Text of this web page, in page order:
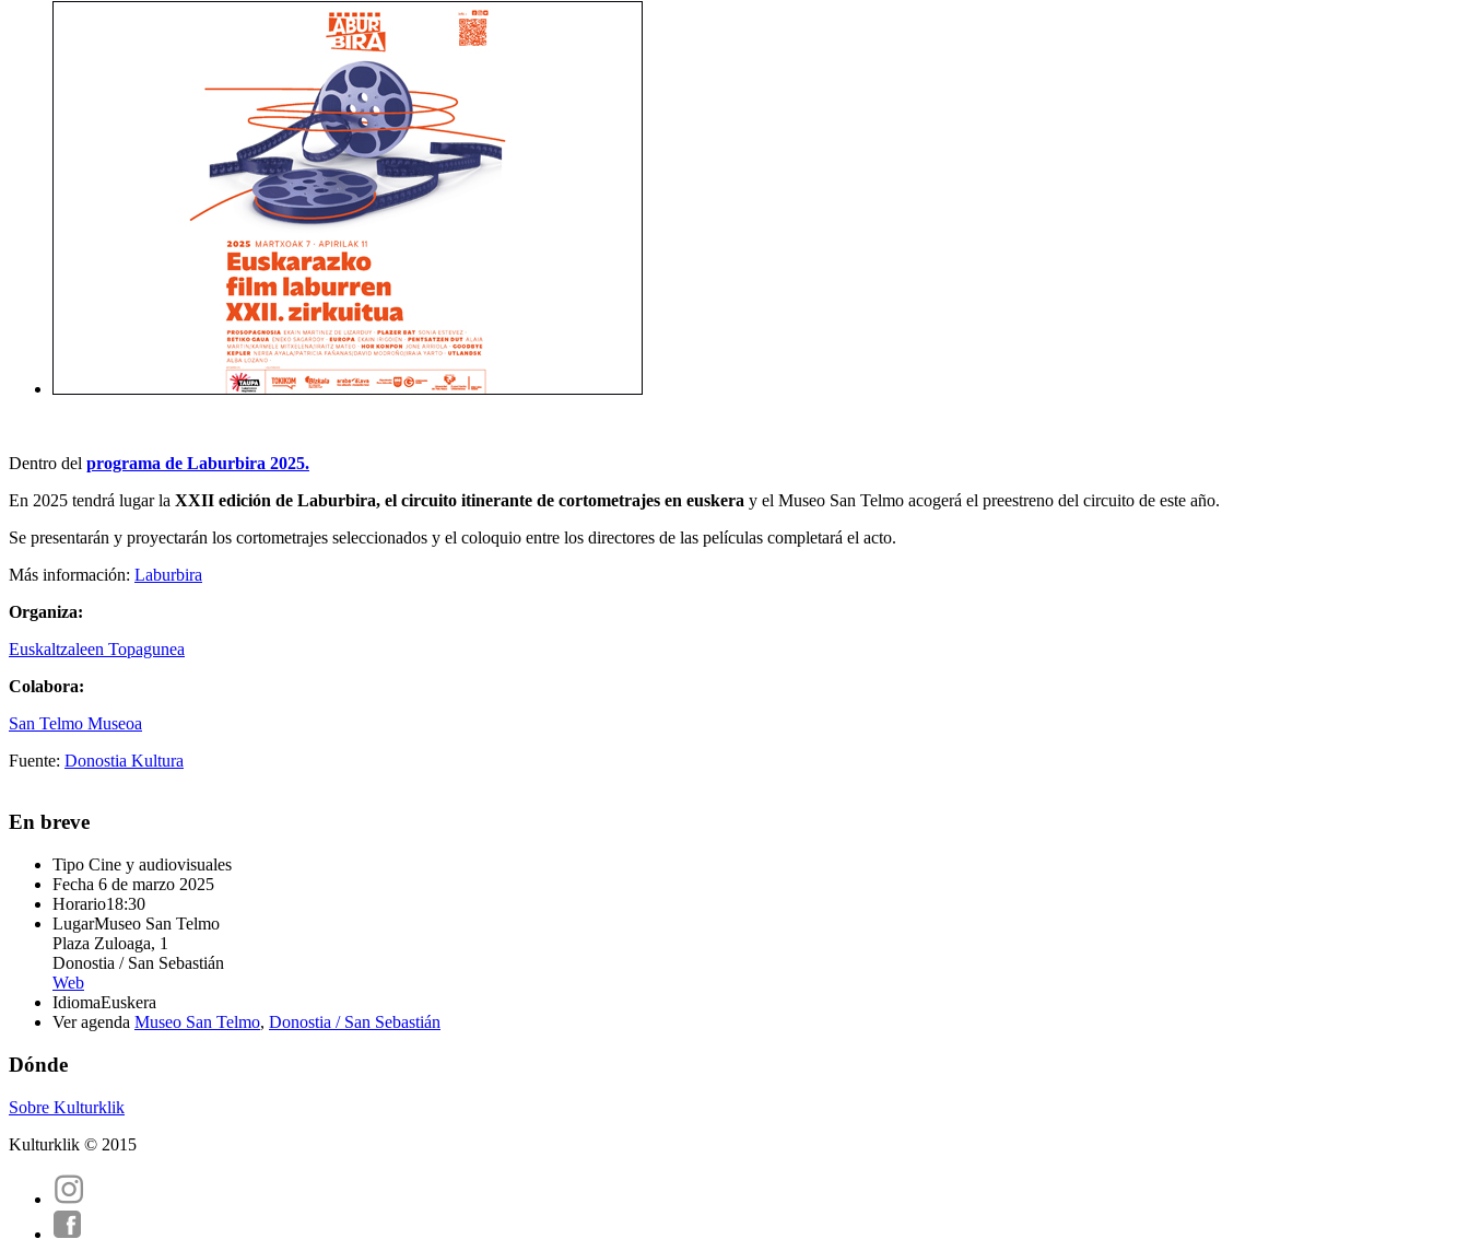
Dentro del programa de Laburbira 2025.
En 2025 tendrá lugar la XXII edición de Laburbira, el circuito itinerante de cortometrajes en euskera y el Museo San Telmo acogerá el preestreno del circuito de este año.
Se presentarán y proyectarán los cortometrajes seleccionados y el coloquio entre los directores de las películas completará el acto.
Más información: Laburbira
Organiza:
Euskaltzaleen Topagunea
Colabora:
San Telmo Museoa
Fuente: Donostia Kultura
En breve
Tipo Cine y audiovisuales
Fecha 6 de marzo 2025
Horario18:30
LugarMuseo San Telmo
Plaza Zuloaga, 1
Donostia / San Sebastián
Web
IdiomaEuskera
Ver agenda Museo San Telmo, Donostia / San Sebastián
Dónde
Sobre Kulturklik
Kulturklik © 2015